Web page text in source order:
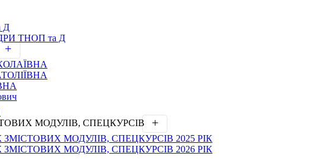
Д
ТНОП та Д
МОДУЛІВ, СПЕЦКУРСІВ
МОДУЛІВ, СПЕЦКУРСІВ 2025 РІК
МОДУЛІВ, СПЕЦКУРСІВ 2026 РІК